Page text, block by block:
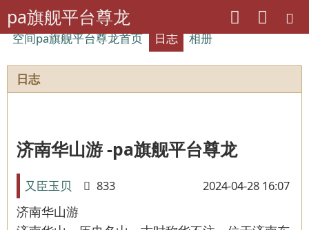
pa旗舰平台尊龙
空间pa旗舰平台尊龙首页 日志 相册
日志
济南华山游 -pa旗舰平台尊龙
又臣玉贝 833 2024-04-28 16:07
济南华山游